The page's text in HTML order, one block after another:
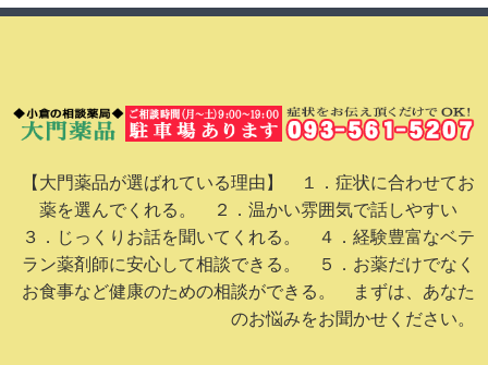
【大門薬品が選ばれている理由】 １．症状に合わせてお
薬を選んでくれる。 ２．温かい雰囲気で話しやすい
３．じっくりお話を聞いてくれる。 ４．経験豊富なベテ
ラン薬剤師に安心して相談できる。 ５．お薬だけでなく
お食事など健康のための相談ができる。 まずは、あなた
のお悩みをお聞かせください。